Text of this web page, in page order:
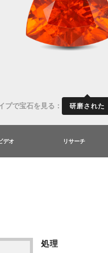
プで宝石を見る： 研磨された
デオ リサーチ
処理